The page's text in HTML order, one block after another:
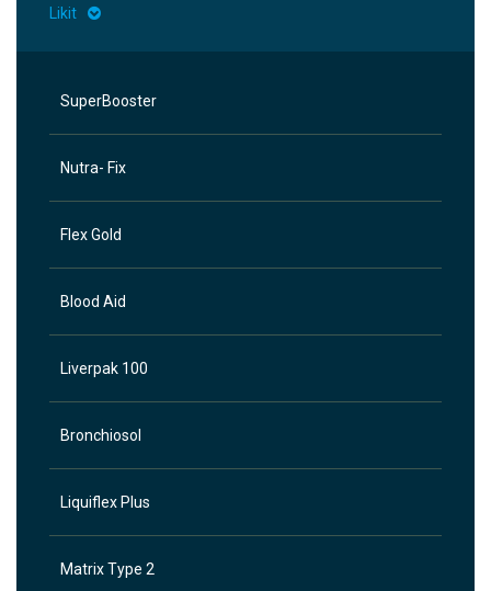
Likit
SuperBooster
Nutra- Fix
Flex Gold
Blood Aid
Liverpak 100
Bronchiosol
Liquiflex Plus
Matrix Type 2